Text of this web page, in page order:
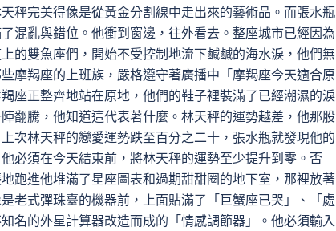
秤完美得像是從黃金分割線中走出來的藝術品。而張水瓶
混亂與錯位。他衝到窗邊，往外看去。整座城市已經因為
的雙魚座們，開始不受控制地流下鹹鹹的海水淚，他們無
摩羯座的上班族，嚴格遵守著廣播中「摩羯座今天適合原
座正整齊地站在原地，他們的鞋子裡裝滿了已經潮濕的淚
翻騰，他知道這代表著什麼。林天秤的運勢越差，他那股
次林天秤的戀愛運勢跌至百分之二十，張水瓶就發現他的
必須在今天結束前，將林天秤的運勢至少提升到零。否
跑進他堆滿了星座圖表和過期甜甜圈的地下室，那裡放著
老式彈珠臺的機器前，上面貼滿了「巨蟹座已哭」、「處
名的外星計算器改造而成的「情感調節器」。他必須輸入